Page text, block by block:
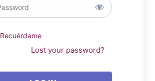
Recuérdame
Lost your password?